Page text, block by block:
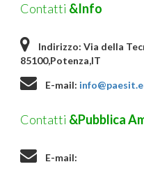
Contatti &Info
Indirizzo: Via della
85100,Potenza,IT
E-mail:
Contatti &Pubblica
E-mail: